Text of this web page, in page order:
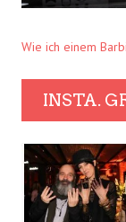
Wie ich einem
INSTA.